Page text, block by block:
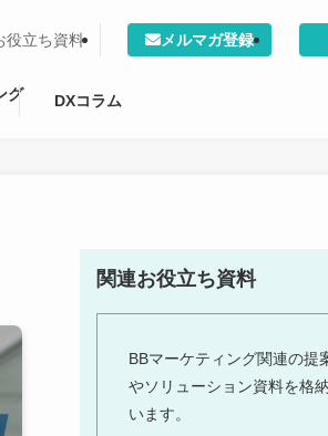
役立ち資料 メルマガ登録
グ DXコラム
関連お役立ち資料
BBマーケティング関連の提
やソリューション資料を格
います。